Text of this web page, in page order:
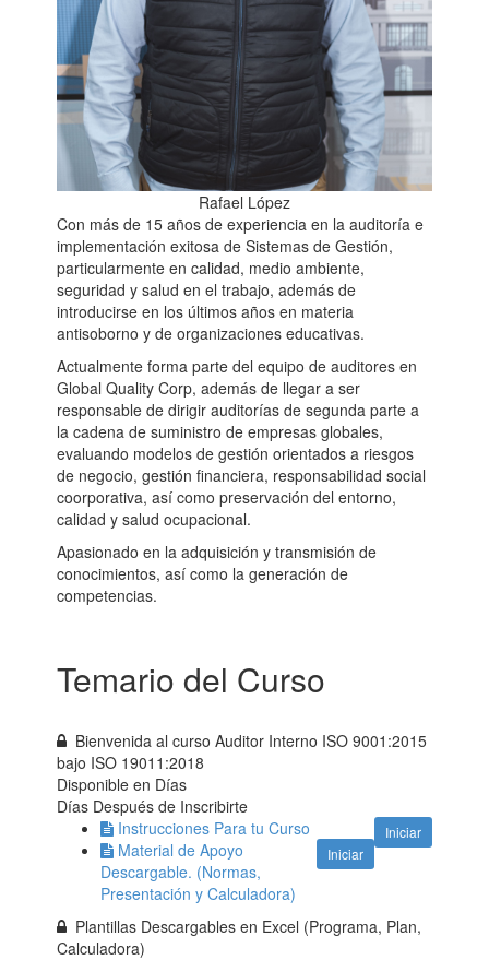
Rafael López
Con más de 15 años de experiencia en la auditoría e
implementación exitosa de Sistemas de Gestión,
particularmente en calidad, medio ambiente,
seguridad y salud en el trabajo, además de
introducirse en los últimos años en materia
antisoborno y de organizaciones educativas.
Actualmente forma parte del equipo de auditores en
Global Quality Corp, además de llegar a ser
responsable de dirigir auditorías de segunda parte a
la cadena de suministro de empresas globales,
evaluando modelos de gestión orientados a riesgos
de negocio, gestión financiera, responsabilidad social
coorporativa, así como preservación del entorno,
calidad y salud ocupacional.
Apasionado en la adquisición y transmisión de
conocimientos, así como la generación de
competencias.
Temario del Curso
Bienvenida al curso Auditor Interno ISO 9001:2015
bajo ISO 19011:2018
Disponible en Días
Días Después de Inscribirte
Iniciar
Instrucciones Para tu Curso
Iniciar
Material de Apoyo
Descargable. (Normas,
Presentación y Calculadora)
Plantillas Descargables en Excel (Programa, Plan,
Calculadora)